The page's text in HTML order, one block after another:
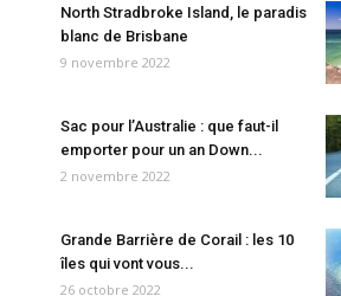
North Stradbroke Island, le paradis
blanc de Brisbane
9 novembre 2022
Sac pour l’Australie : que faut-il
emporter pour un an Down...
2 novembre 2022
Grande Barrière de Corail : les 10
îles qui vont vous...
26 octobre 2022